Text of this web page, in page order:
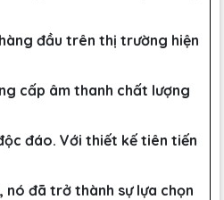
đầu trên thị trường hiện
cấp âm thanh chất lượng
đáo. Với thiết kế tiên tiến
nó đã trở thành sự lựa chọn